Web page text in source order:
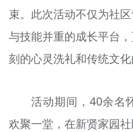
身边好人
文明评论
宣传思想文化人才
束。此次活动不仅为社
与技能并重的成长平台
刻的心灵洗礼和传统文化
活动期间，40余名
欢聚一堂，在新贤家园